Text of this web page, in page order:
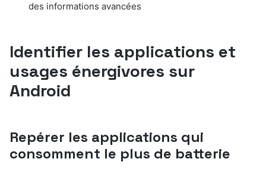
des informations avancées
Identifier les applications et
usages énergivores sur
Android
Repérer les applications qui
consomment le plus de batterie